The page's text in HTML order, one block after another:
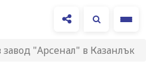
завод "Арсенал" в Казанлък